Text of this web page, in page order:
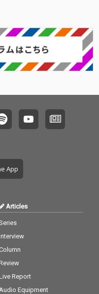
App
Articles
Report
Audio Equipment